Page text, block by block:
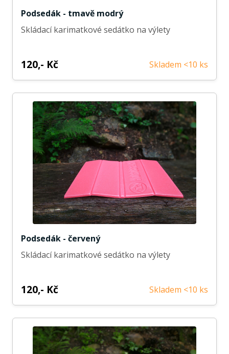
Podsedák - tmavě modrý
Skládací karimatkové sedátko na výlety
120,- Kč Skladem <10 ks
Podsedák - červený
Skládací karimatkové sedátko na výlety
120,- Kč Skladem <10 ks